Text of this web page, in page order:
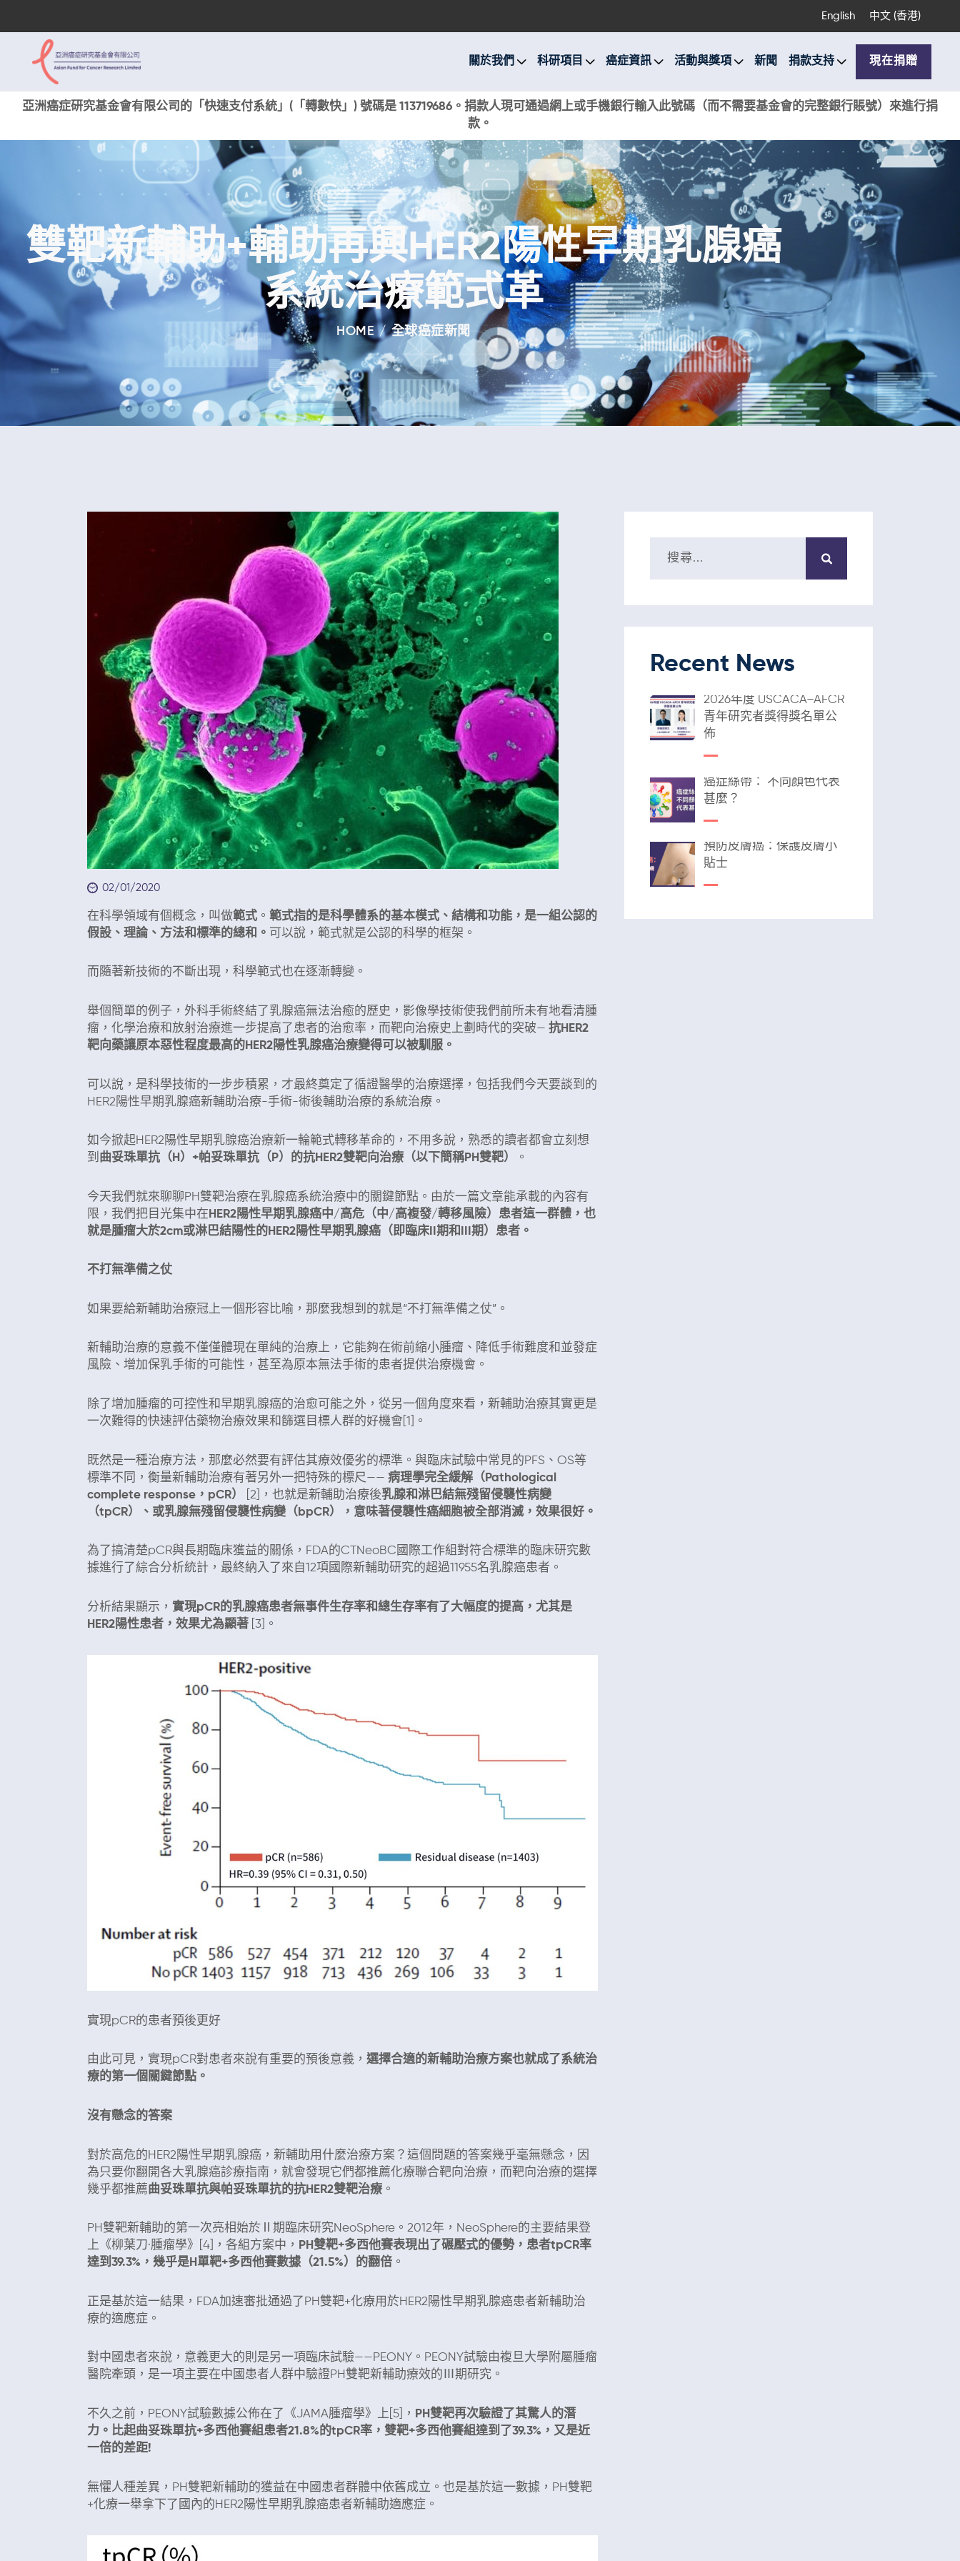
English 中文 (香港)
關於我們 科研項目 癌症資訊 活動與獎項 新聞 捐款支持 現在捐贈
亞洲癌症研究基金會有限公司的「快速支付系統」(「轉數快」) 號碼是 113719686。捐款人現可通過網上或手機銀行輸入此號碼（而不需要基金會的完整銀行賬號）來進行捐
款。
雙靶新輔助+輔助再興HER2陽性早期乳腺癌
系統治療範式革
HOME 全球癌症新聞
癌症資訊
活動與獎項
新聞
捐款支持
現在捐贈
02/01/2020
在科學領域有個概念，叫做範式 。 範式指的是科學體系的基本模式、結構和功能，是一組公認的
假設、理論、方法和標準的總和。 可以說，範式就是公認的科學的框架。
而隨著新技術的不斷出現，科學範式也在逐漸轉變。
舉個簡單的例子，外科手術終結了乳腺癌無法治癒的歷史，影像學技術使我們前所未有地看清腫
瘤，化學治療和放射治療進一步提高了患者的治愈率，而靶向治療史上劃時代的突破— 抗HER2
靶向藥讓原本惡性程度最高的HER2陽性乳腺癌治療變得可以被馴服。
可以說，是科學技術的一步步積累，才最終奠定了循證醫學的治療選擇，包括我們今天要談到的
HER2陽性早期乳腺癌新輔助治療-手術-術後輔助治療的系統治療。
如今掀起HER2陽性早期乳腺癌治療新一輪範式轉移革命的，不用多說，熟悉的讀者都會立刻想
到 曲妥珠單抗（H）+帕妥珠單抗（P）的抗HER2雙靶向治療（以下簡稱PH雙靶） 。
今天我們就來聊聊PH雙靶治療在乳腺癌系統治療中的關鍵節點。由於一篇文章能承載的內容有
限，我們把目光集中在 HER2陽性早期乳腺癌中/高危（中/高複發/轉移風險）患者這一群體，也
就是腫瘤大於2cm或淋巴結陽性的HER2陽性早期乳腺癌（即臨床II期和III期）患者。
不打無準備之仗
如果要給新輔助治療冠上一個形容比喻，那麼我想到的就是“不打無準備之仗”。
新輔助治療的意義不僅僅體現在單純的治療上，它能夠在術前縮小腫瘤、降低手術難度和並發症
風險、增加保乳手術的可能性，甚至為原本無法手術的患者提供治療機會。
除了增加腫瘤的可控性和早期乳腺癌的治愈可能之外，從另一個角度來看，新輔助治療其實更是
一次難得的快速評估藥物治療效果和篩選目標人群的好機會[1]。
既然是一種治療方法，那麼必然要有評估其療效優劣的標準。與臨床試驗中常見的PFS、OS等
標準不同，衡量新輔助治療有著另外一把特殊的標尺—— 病理學完全緩解（Pathological
complete response，pCR）
[2]，也就是新輔助治療後乳腺和淋巴結無殘留侵襲性病變
（tpCR）、或乳腺無殘留侵襲性病變（bpCR），意味著侵襲性癌細胞被全部消滅，效果很好。
為了搞清楚pCR與長期臨床獲益的關係，FDA的CTNeoBC國際工作組對符合標準的臨床研究數
據進行了綜合分析統計，最終納入了來自12項國際新輔助研究的超過11955名乳腺癌患者。
分析結果顯示， 實現pCR的乳腺癌患者無事件生存率和總生存率有了大幅度的提高，尤其是
HER2陽性患者，效果尤為顯著 [3]。
實現pCR的患者預後更好
由此可見，實現pCR對患者來說有重要的預後意義， 選擇合適的新輔助治療方案也就成了系統治
療的第一個關鍵節點。
沒有懸念的答案
對於高危的HER2陽性早期乳腺癌，新輔助用什麼治療方案？這個問題的答案幾乎毫無懸念，因
為只要你翻開各大乳腺癌診療指南，就會發現它們都推薦化療聯合靶向治療，而靶向治療的選擇
幾乎都推薦 曲妥珠單抗與帕妥珠單抗的抗HER2雙靶治療 。
PH雙靶新輔助的第一次亮相始於Ⅱ期臨床研究NeoSphere。2012年，NeoSphere的主要結果登
上《柳葉刀·腫瘤學》[4]，各組方案中， PH雙靶+多西他賽表現出了碾壓式的優勢，患者tpCR率
達到39.3%，幾乎是H單靶+多西他賽數據（21.5%）的翻倍 。
正是基於這一結果，FDA加速審批通過了PH雙靶+化療用於HER2陽性早期乳腺癌患者新輔助治
療的適應症。
對中國患者來說，意義更大的則是另一項臨床試驗——PEONY。PEONY試驗由複旦大學附屬腫瘤
醫院牽頭，是一項主要在中國患者人群中驗證PH雙靶新輔助療效的Ⅲ期研究。
不久之前，PEONY試驗數據公佈在了《JAMA腫瘤學》上[5]， PH雙靶再次驗證了其驚人的潛
力。比起曲妥珠單抗+多西他賽組患者21.8%的tpCR率，雙靶+多西他賽組達到了39.3%，又是近
一倍的差距!
無懼人種差異，PH雙靶新輔助的獲益在中國患者群體中依舊成立。也是基於這一數據，PH雙靶
+化療一舉拿下了國內的HER2陽性早期乳腺癌患者新輔助適應症。
Recent News
2026年度 USCACA–AFCR
青年研究者獎得獎名單公
佈
癌症絲帶： 不同顏色代表
甚麼？
預防皮膚癌：保護皮膚小
貼士